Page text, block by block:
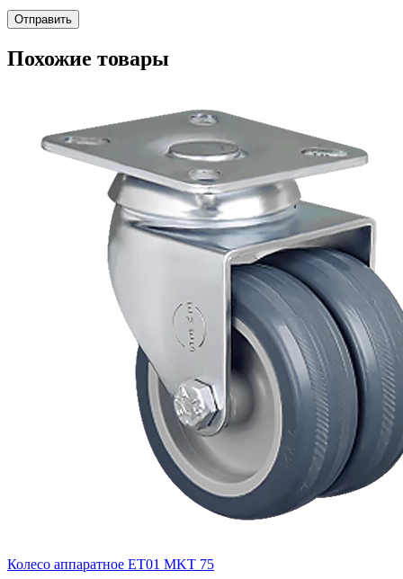
Похожие товары
Колесо аппаратное ET01 MKT 75